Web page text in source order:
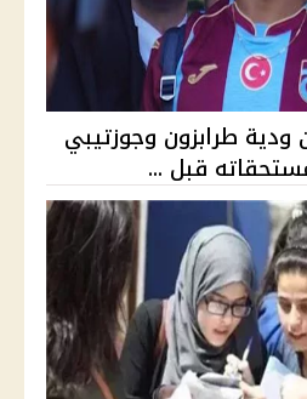
طرابزون وجوزتيبي
قبل ...